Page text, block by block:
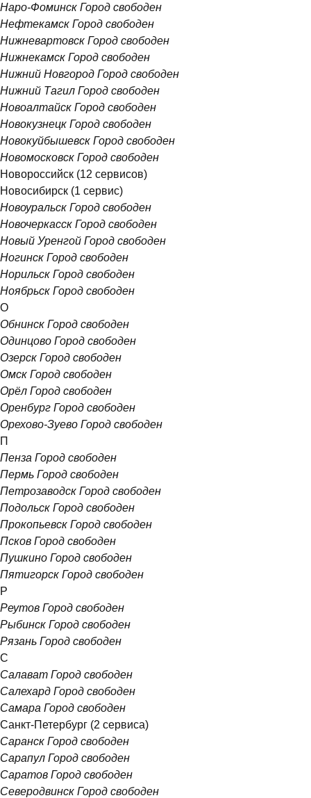
Наро-Фоминск Город свободен
Нефтекамск Город свободен
Нижневартовск Город свободен
Нижнекамск Город свободен
Нижний Новгород Город свободен
Нижний Тагил Город свободен
Новоалтайск Город свободен
Новокузнецк Город свободен
Новокуйбышевск Город свободен
Новомосковск Город свободен
Новороссийск (12 сервисов)
Новосибирск (1 сервис)
Новоуральск Город свободен
Новочеркасск Город свободен
Новый Уренгой Город свободен
Ногинск Город свободен
Норильск Город свободен
Ноябрьск Город свободен
О
Обнинск Город свободен
Одинцово Город свободен
Озерск Город свободен
Омск Город свободен
Орёл Город свободен
Оренбург Город свободен
Орехово-Зуево Город свободен
П
Пенза Город свободен
Пермь Город свободен
Петрозаводск Город свободен
Подольск Город свободен
Прокопьевск Город свободен
Псков Город свободен
Пушкино Город свободен
Пятигорск Город свободен
Р
Реутов Город свободен
Рыбинск Город свободен
Рязань Город свободен
С
Салават Город свободен
Салехард Город свободен
Самара Город свободен
Санкт-Петербург (2 сервиса)
Саранск Город свободен
Сарапул Город свободен
Саратов Город свободен
Северодвинск Город свободен